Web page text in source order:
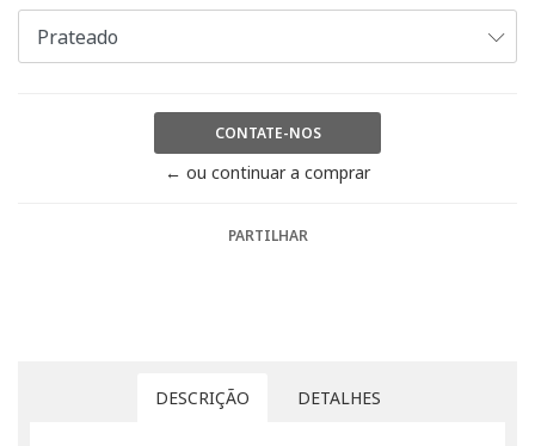
CONTATE-NOS
← ou continuar a comprar
PARTILHAR
DESCRIÇÃO DETALHES